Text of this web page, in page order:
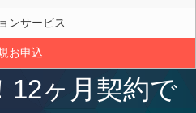
ンサービス
お申込
12ヶ月契約で